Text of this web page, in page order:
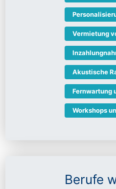
Vermietung
Akustische
Fernwartung
Workshops
Berufe